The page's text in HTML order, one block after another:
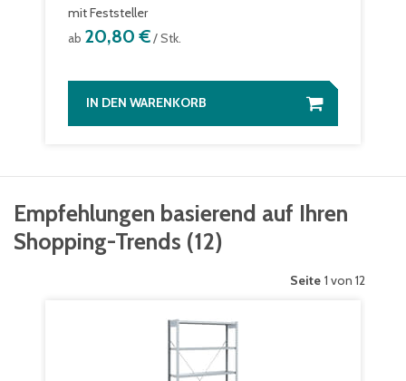
mit Feststeller
ab 20,80 €/ Stk.
IN DEN WARENKORB
Empfehlungen basierend auf Ihren
Shopping-Trends (12)
Seite 1 von 12